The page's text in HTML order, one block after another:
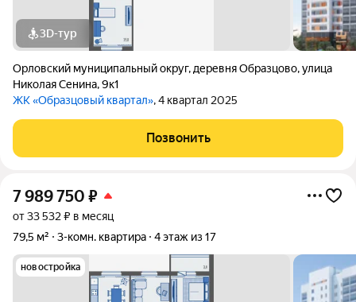
3D-тур
Орловский муниципальный округ, деревня Образцово,улица
Николая Сенина,9к1
ЖК «Образцовый квартал», 4 квартал 2025
Позвонить
7 989 750 ₽
от 33 532 ₽ в месяц
79,5 м²
3-комн. квартира 4 этаж из 17
новостройка